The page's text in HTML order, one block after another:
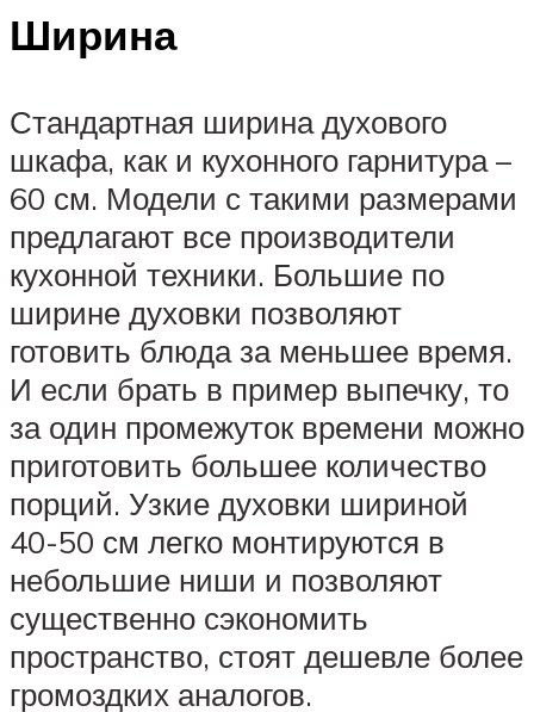
Ширина
Стандартная ширина духового
шкафа, как и кухонного гарнитура –
60 см. Модели с такими размерами
предлагают все производители
кухонной техники. Большие по
ширине духовки позволяют
готовить блюда за меньшее время.
И если брать в пример выпечку, то
за один промежуток времени можно
приготовить большее количество
порций. Узкие духовки шириной
40-50 см легко монтируются в
небольшие ниши и позволяют
существенно сэкономить
пространство, стоят дешевле более
громоздких аналогов.